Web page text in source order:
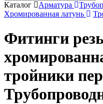
Каталог Арматура
Хромированная латунь
Фитинги
тройники